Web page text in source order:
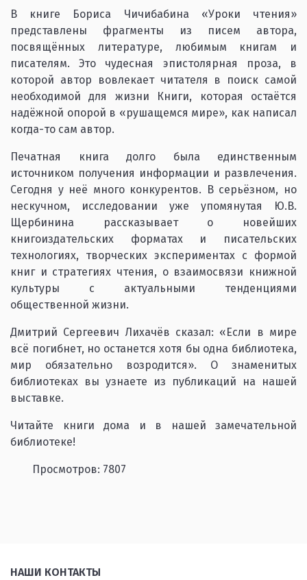
В книге Бориса Чичибабина «Уроки чтения»
представлены фрагменты из писем автора,
посвящённых литературе, любимым книгам и
писателям. Это чудесная эпистолярная проза, в
которой автор вовлекает читателя в поиск самой
необходимой для жизни Книги, которая остаётся
надёжной опорой в «рушащемся мире», как написал
когда-то сам автор.
Печатная книга долго была единственным
источником получения информации и развлечения.
Сегодня у неё много конкурентов. В серьёзном, но
нескучном, исследовании уже упомянутая Ю.В.
Щербинина рассказывает о новейших
книгоиздательских форматах и писательских
технологиях, творческих экспериментах с формой
книг и стратегиях чтения, о взаимосвязи книжной
культуры с актуальными тенденциями
общественной жизни.
Дмитрий Сергеевич Лихачёв сказал: «Если в мире
всё погибнет, но останется хотя бы одна библиотека,
мир обязательно возродится». О знаменитых
библиотеках вы узнаете из публикаций на нашей
выставке.
Читайте книги дома и в нашей замечательной
библиотеке!
Просмотров: 7807
НАШИ КОНТАКТЫ